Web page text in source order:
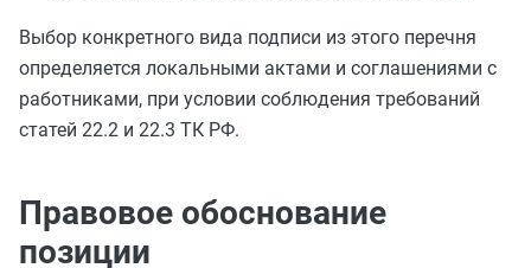
Выбор конкретного вида подписи из этого перечня
определяется локальными актами и соглашениями с
работниками, при условии соблюдения требований
статей 22.2 и 22.3 ТК РФ.
Правовое обоснование
позиции